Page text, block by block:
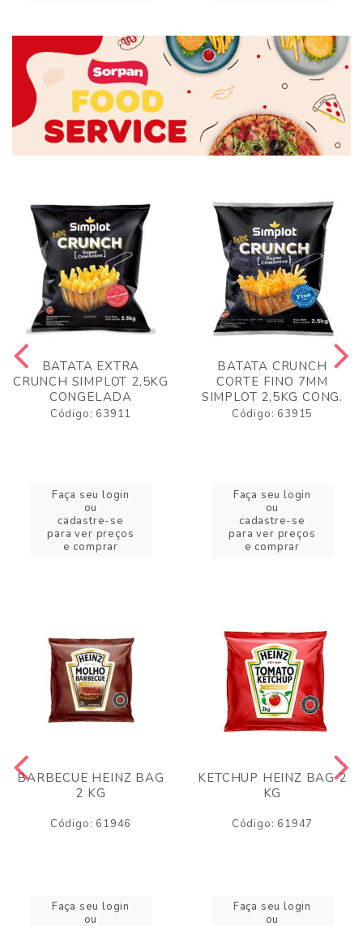
BATATA EXTRA
CRUNCH SIMPLOT 2,5KG
CONGELADA
Código: 63911
Faça seu login
ou
cadastre-se
para ver preços
e comprar
BATATA CRUNCH
CORTE FINO 7MM
SIMPLOT 2,5KG CONG.
Código: 63915
Faça seu login
ou
cadastre-se
para ver preços
e comprar
BARBECUE HEINZ BAG
2 KG
Código: 61946
Faça seu login
ou
KETCHUP HEINZ BAG 2
KG
Código: 61947
Faça seu login
ou